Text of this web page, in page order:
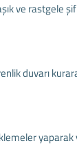
ve rastgele
duvarı
yaparak